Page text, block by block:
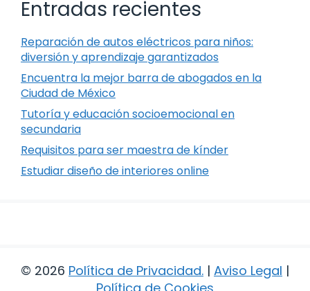
Entradas recientes
Reparación de autos eléctricos para niños:
diversión y aprendizaje garantizados
Encuentra la mejor barra de abogados en la
Ciudad de México
Tutoría y educación socioemocional en
secundaria
Requisitos para ser maestra de kínder
Estudiar diseño de interiores online
© 2026 Política de Privacidad. | Aviso Legal |